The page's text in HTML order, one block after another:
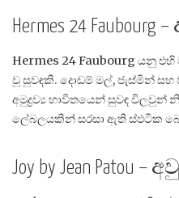
Hermes 24
Hermes 24 Faubourg යනු එහි
වූ සුවඳකි. දොඩම් මල්, ජැස්මින් සහ
අමුද්‍රව්‍ය භාවිතයෙන් සුවඳ
ලේබලයකින් සරසා ඇති ස්ඵටික
Joy by Jean Patou